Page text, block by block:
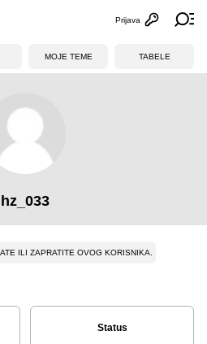
Otvori
Prijava
MOJE TEME TABELE
hz_033
ILI ZAPRATITE OVOG KORISNIKA.
Status